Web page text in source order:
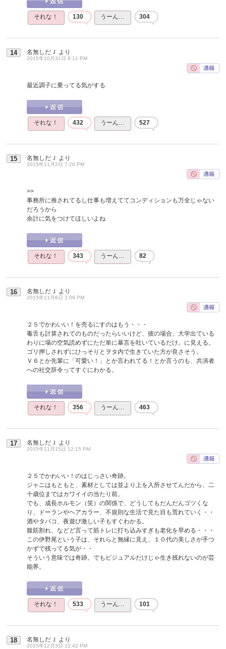
それな！ 130 うーん… 304
14 名無しだＪ より
2015年10月31日 8:11 PM
最近調子に乗ってる気がする
それな！ 432 うーん… 527
15 名無しだＪ より
2015年11月2日 7:26 PM
>>
事務所に推されてるし仕事も増えててコンディションも万全じゃない
だろうから
余計に気をつけてほしいよね
それな！ 343 うーん… 82
16 名無しだＪ より
2015年11月6日 2:09 PM
２５でかわいい！を売るにすのはもう・・・
毒舌も計算されてのものだったらいいけど、彼の場合、大学出ている
わりに場の空気読めずにただ単に暴言を吐いているだけ。に見える。
ゴリ押しされずにひっそりとヲタ内で生きていた方が良さそう。
Ｖ６とか先輩に「可愛い！」とか言われてる！とか言うのも、共演者
への社交辞令ってすぐにわかる。
それな！ 356 うーん… 463
17 名無しだＪ より
2015年11月15日 12:15 PM
２５でかわいい！のはじっさい奇跡。
ジャニはもともと、素材としては並より上を入所させてんだから、二
十歳位まではカワイイの当たり前。
でも、成長ホルモン（笑）の関係で、どうしてもだんだんゴツくな
り、ドーランやヘアカラー、不規則な生活で見た目も荒れていく・・
酒やタバコ、夜遊び激しい子もすぐわかる。
腹筋割れ、などど言って筋トレに打ち込みすぎも老化を早める・・・
この伊野尾という子は、それらと無縁に見え、１０代の美しさが手つ
かずで残ってる気が・・
そういう意味では奇跡。でもビジュアルだけじゃ生き残れないのが芸
能界。
それな！ 533 うーん… 101
18 名無しだＪ より
2015年12月3日 12:42 PM